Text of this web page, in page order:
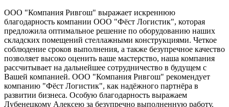
ООО "Компания Ривгош" выражает искреннюю
благодарность компании ООО "Фёст Логистик", которая
предложила оптимальное решение по оборудованию наших
складских помещений стеллажными конструкциями. Четкое
соблюдение сроков выполнения, а также безупречное качество
позволяет высоко оценить ваше мастерство, наша компания
рассчитывает на дальнейшее сотрудничество в будущем с
Вашей компанией. ООО "Компания Ривгош" рекомендует
компанию "Фёст Логистик", как надёжного партнёра в
развитии бизнеса. Особую благодарность выражаем
Лубенецкому Алексею за безупречно выполненную работу.